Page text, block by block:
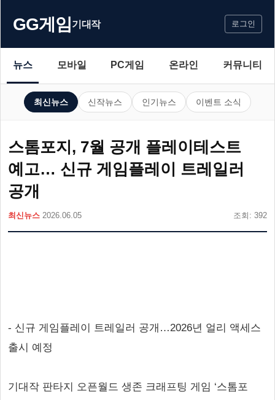
GG게임기대작 로그인
뉴스 모바일 PC게임 온라인 커뮤니티
최신뉴스 신작뉴스 인기뉴스 이벤트 소식
스톰포지, 7월 공개 플레이테스트
예고… 신규 게임플레이 트레일러
공개
최신뉴스 2026.06.05 조회: 392
- 신규 게임플레이 트레일러 공개…2026년 얼리 액세스
출시 예정
기대작 판타지 오픈월드 생존 크래프팅 게임 ‘스톰포